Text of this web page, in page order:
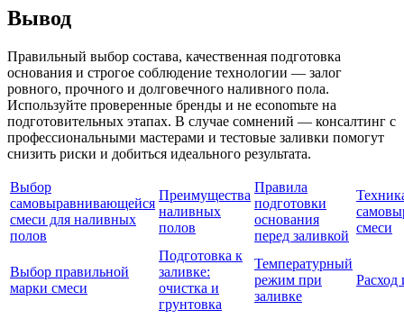
Вывод
Правильный выбор состава, качественная подготовка
основания и строгое соблюдение технологии — залог
ровного, прочного и долговечного наливного пола.
Используйте проверенные бренды и не economьте на
подготовительных этапах. В случае сомнений — консалтинг с
профессиональными мастерами и тестовые заливки помогут
снизить риски и добиться идеального результата.
Выбор
самовыравнивающейся
смеси для наливных
полов
Преимущества
наливных
полов
Правила
подготовки
основания
перед заливкой
смеси
Выбор правильной
марки смеси
Подготовка к
заливке:
очистка и
грунтовка
Температурный
режим при
заливке
Расход